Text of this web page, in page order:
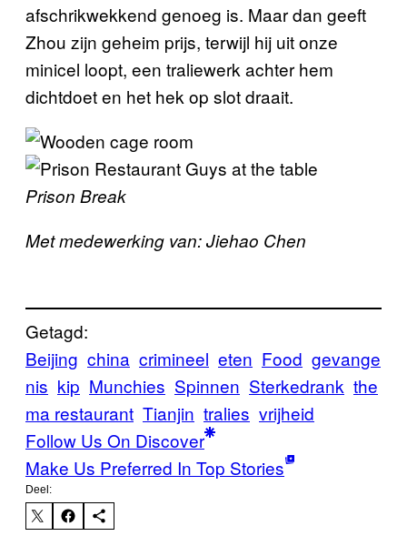
afschrikwekkend genoeg is. Maar dan geeft
Zhou zijn geheim prijs, terwijl hij uit onze
minicel loopt, een traliewerk achter hem
dichtdoet en het hek op slot draait.
Prison Break
Met medewerking van: Jiehao Chen
Getagd:
Beijing china crimineel eten Food gevange
nis kip Munchies Spinnen Sterkedrank the
ma restaurant Tianjin tralies vrijheid
Follow Us On Discover
Make Us Preferred In Top Stories
Deel: